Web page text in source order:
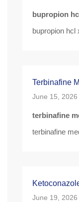
bupropion
bupropion hcl
Terbinafine
June 15, 2026
terbinafine
terbinafine
June 19, 2026